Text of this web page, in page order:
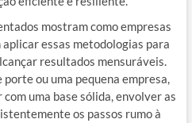
mostram como empresas
essas metodologias para
resultados mensuráveis.
ou uma pequena empresa,
uma base sólida, envolver as
os passos rumo à